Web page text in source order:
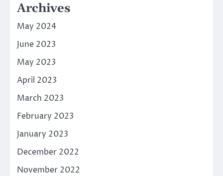
Archives
May 2024
June 2023
May 2023
April 2023
March 2023
February 2023
January 2023
December 2022
November 2022